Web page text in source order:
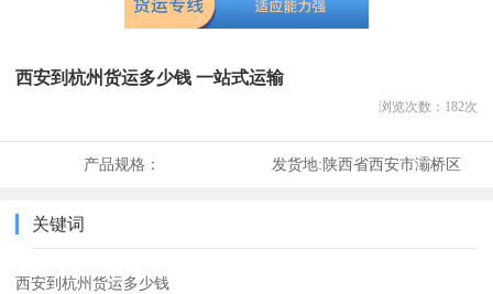
西安到杭州货运多少钱 一站式运输
浏览次数： 182次
产品规格： 发货地:陕西省西安市灞桥区
关键词
西安到杭州货运多少钱